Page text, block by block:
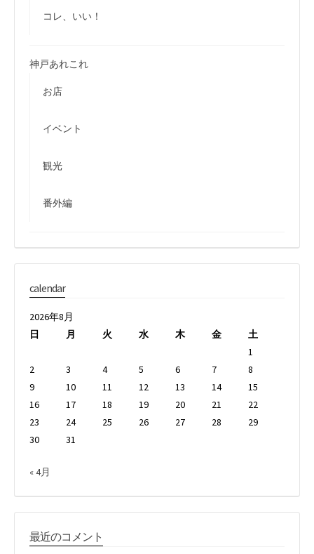
コレ、いい！
神戸あれこれ
お店
イベント
観光
番外編
calendar
2026年8月
日
月 火 水 木 金
土
1
2
3 4 5 6 7
8
9
10 11 12 13 14
15
16
17 18 19 20 21
22
23
24 25 26 27 28
29
30
31
« 4月
最近のコメント